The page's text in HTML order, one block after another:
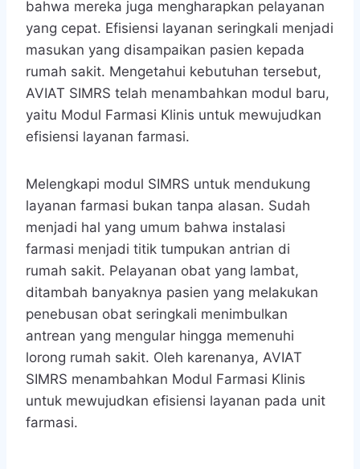
bahwa mereka juga mengharapkan pelayanan
yang cepat. Efisiensi layanan seringkali menjadi
masukan yang disampaikan pasien kepada
rumah sakit. Mengetahui kebutuhan tersebut,
AVIAT SIMRS telah menambahkan modul baru,
yaitu Modul Farmasi Klinis untuk mewujudkan
efisiensi layanan farmasi.
Melengkapi modul SIMRS untuk mendukung
layanan farmasi bukan tanpa alasan. Sudah
menjadi hal yang umum bahwa instalasi
farmasi menjadi titik tumpukan antrian di
rumah sakit. Pelayanan obat yang lambat,
ditambah banyaknya pasien yang melakukan
penebusan obat seringkali menimbulkan
antrean yang mengular hingga memenuhi
lorong rumah sakit. Oleh karenanya, AVIAT
SIMRS menambahkan Modul Farmasi Klinis
untuk mewujudkan efisiensi layanan pada unit
farmasi.